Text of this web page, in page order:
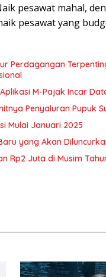
pesawat mahal,
pesawat yang
Perdagangan
M-Pajak Incar
Penyaluran Pupuk
Mulai Januari 2025
yang Akan
Rp2 Juta di Musim